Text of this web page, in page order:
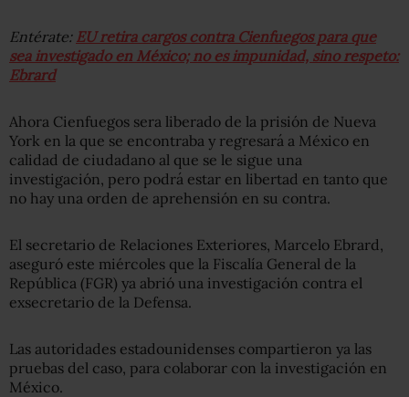
Entérate: EU retira cargos contra Cienfuegos para que
sea investigado en México; no es impunidad, sino respeto:
Ebrard
Ahora Cienfuegos sera liberado de la prisión de Nueva
York en la que se encontraba y regresará a México en
calidad de ciudadano al que se le sigue una
investigación, pero podrá estar en libertad en tanto que
no hay una orden de aprehensión en su contra.
El secretario de Relaciones Exteriores, Marcelo Ebrard,
aseguró este miércoles que la Fiscalía General de la
República (FGR) ya abrió una investigación contra el
exsecretario de la Defensa.
Las autoridades estadounidenses compartieron ya las
pruebas del caso, para colaborar con la investigación en
México.